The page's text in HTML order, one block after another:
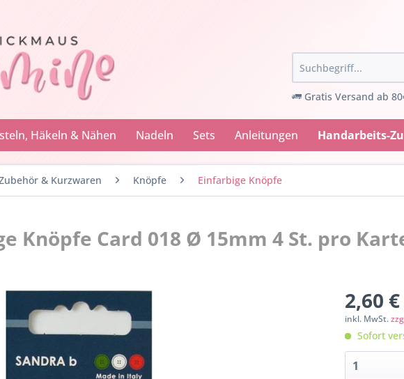
Gratis Versand ab
Häkeln & Nähen Nadeln Sets Anleitungen Handarbeits-
& Kurzwaren Knöpfe Einfarbige Knöpfe
Knöpfe Card 018 Ø 15mm 4 St. pro
2,60
inkl. MwSt.
Sofort